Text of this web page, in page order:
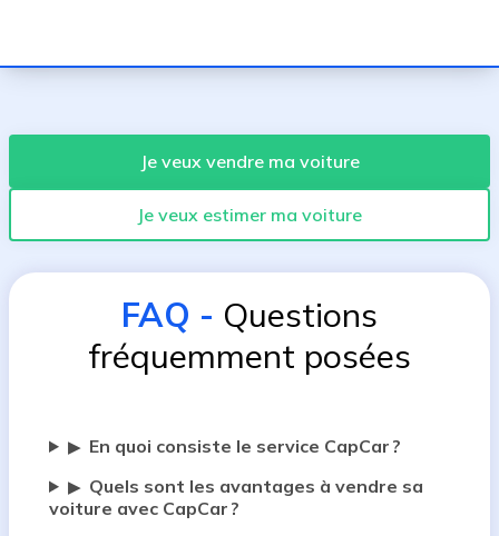
Je veux vendre ma voiture
Je veux estimer ma voiture
FAQ - Questions
fréquemment posées
▶ En quoi consiste le service CapCar ?
▶ Quels sont les avantages à vendre sa
voiture avec CapCar ?